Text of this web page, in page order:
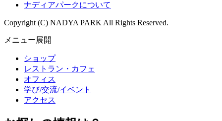
ナディアパークについて
Copyright (C) NADYA PARK All Rights Reserved.
メニュー展開
ショップ
レストラン・カフェ
オフィス
学び/交流/イベント
アクセス